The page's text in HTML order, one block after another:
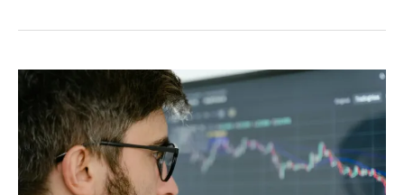
Fundamentos
básicos
de
la
inversión